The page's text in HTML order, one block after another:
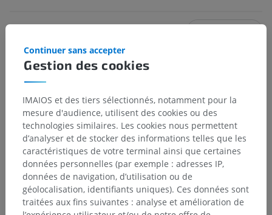
Drake, R.L., Vogl, A.W. and Mitchell, A.W.M. (2009). ‘Chapter 6: Lower
Limb’ inGray’s anatomy for Students.(2nd ed.) Philadelphia PA 19103-
2899: Elsevier, pp. 512-525.
Galerie
Gestion des cookies
Continuer sans accepter
IMAIOS et des tiers sélectionnés, notamment pour la
mesure d'audience, utilisent des cookies ou des
technologies similaires. Les cookies nous permettent
d’analyser et de stocker des informations telles que les
caractéristiques de votre terminal ainsi que certaines
données personnelles (par exemple : adresses IP,
données de navigation, d’utilisation ou de
géolocalisation, identifiants uniques). Ces données sont
traitées aux fins suivantes : analyse et amélioration de